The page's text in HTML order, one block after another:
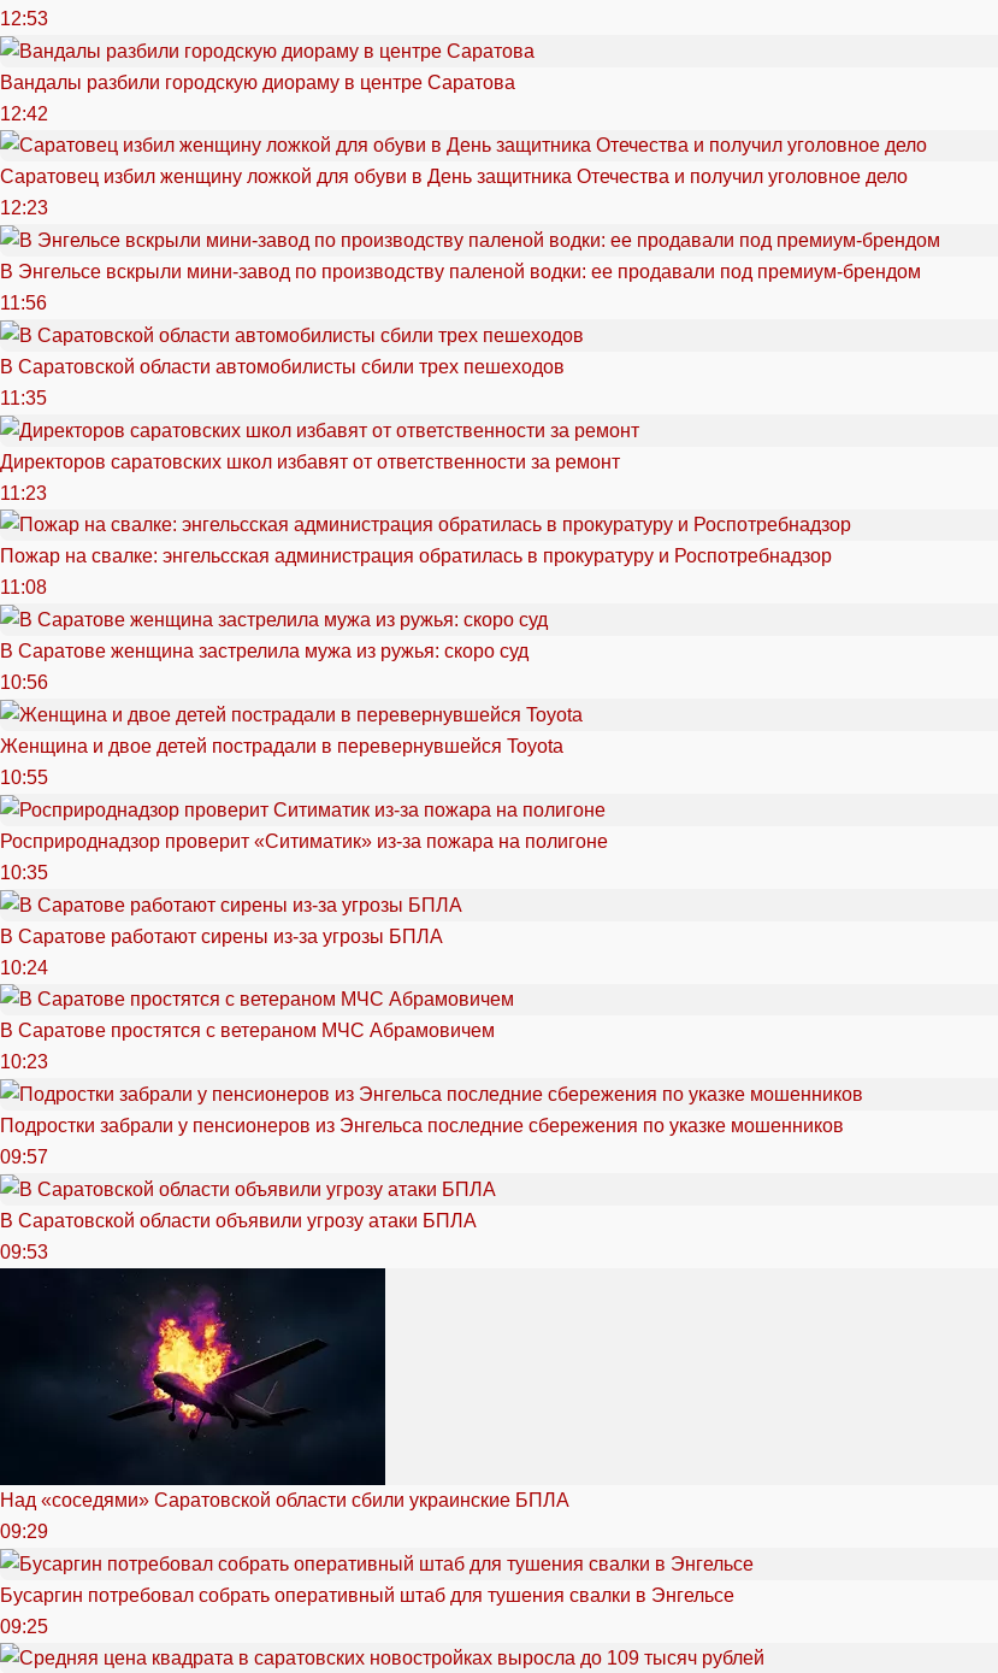
12:53
Вандалы разбили городскую диораму в центре Саратова
12:42
Саратовец избил женщину ложкой для обуви в День защитника Отечества и получил уголовное дело
12:23
В Энгельсе вскрыли мини-завод по производству паленой водки: ее продавали под премиум-брендом
11:56
В Саратовской области автомобилисты сбили трех пешеходов
11:35
Директоров саратовских школ избавят от ответственности за ремонт
11:23
Пожар на свалке: энгельсская администрация обратилась в прокуратуру и Роспотребнадзор
11:08
В Саратове женщина застрелила мужа из ружья: скоро суд
10:56
Женщина и двое детей пострадали в перевернувшейся Toyota
10:55
Росприроднадзор проверит «Ситиматик» из-за пожара на полигоне
10:35
В Саратове работают сирены из-за угрозы БПЛА
10:24
В Саратове простятся с ветераном МЧС Абрамовичем
10:23
Подростки забрали у пенсионеров из Энгельса последние сбережения по указке мошенников
09:57
В Саратовской области объявили угрозу атаки БПЛА
09:53
Над «соседями» Саратовской области сбили украинские БПЛА
09:29
Бусаргин потребовал собрать оперативный штаб для тушения свалки в Энгельсе
09:25